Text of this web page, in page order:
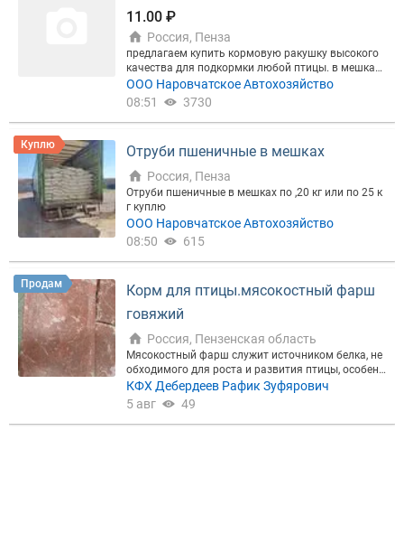
11.00 ₽
Россия, Пенза
предлагаем купить кормовую ракушку высокого
качества для подкормки любой птицы. в мешках
по 30 кг 330 руб мешок
ООО Наровчатское Автохозяйство
08:51
3730
Куплю Отруби пшеничные в мешках
Россия, Пенза
Отруби пшеничные в мешках по ,20 кг или по 25 к
г куплю
ООО Наровчатское Автохозяйство
08:50
615
Продам
Корм для птицы.мясокостный фарш
говяжий
Россия, Пензенская область
Мясокостный фарш служит источником белка, не
обходимого для роста и развития птицы, особенн
о молодняка, а также кальция и фосфора, которы
е необходимы для формирования крепкого скеле
зводится из обваленных костей КРС с остатками
КФХ Дебердеев Рафик Зуфярович
5 авг
49